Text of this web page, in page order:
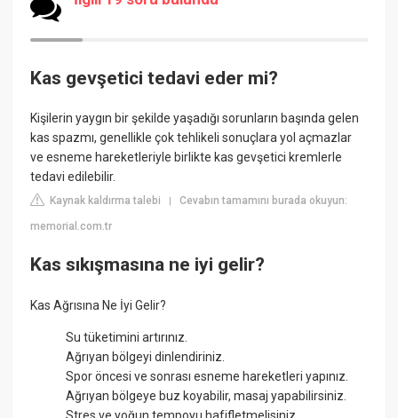
Kas gevşetici tedavi eder mi?
Kişilerin yaygın bir şekilde yaşadığı sorunların başında gelen
kas spazmı, genellikle çok tehlikeli sonuçlara yol açmazlar
ve esneme hareketleriyle birlikte kas gevşetici kremlerle
tedavi edilebilir.
Kaynak kaldırma talebi |Cevabın tamamını burada okuyun:
memorial.com.tr
Kas sıkışmasına ne iyi gelir?
Kas Ağrısına Ne İyi Gelir?
Su tüketimini artırınız.
Ağrıyan bölgeyi dinlendiriniz.
Spor öncesi ve sonrası esneme hareketleri yapınız.
Ağrıyan bölgeye buz koyabilir, masaj yapabilirsiniz.